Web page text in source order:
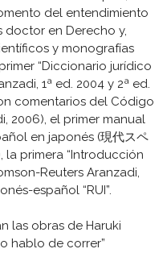
del entendimiento
doctor en Derecho y,
y monografías
“Diccionario jurídico
1ª ed. 2004 y 2ª ed.
comentarios del Código
2006), el primer manual
en japonés (現代スペ
la primera “Introducción
Reuters Aranzadi,
español “RUI”.
las obras de Haruki
hablo de correr”